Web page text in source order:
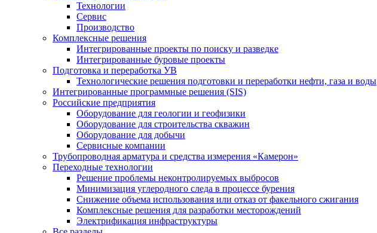
Технологии
Сервис
Производство
Комплексные решения
Интегрированные проекты по поиску и разведке
Интегрированные буровые проекты
Подготовка и переработка УВ
Технологические решения подготовки и переработки нефти, газа и воды
Интегрированные программные решения (SIS)
Российские предприятия
Оборудование для геологии и геофизики
Оборудование для строительства скважин
Оборудование для добычи
Сервисные компании
Трубопроводная арматура и средства измерения «Камерон»
Переходные технологии
Решение проблемы неконтролируемых выбросов
Минимизация углеродного следа в процессе бурения
Снижение объема использования или отказ от факельного сжигания
Комплексные решения для разработки месторождений
Электрификация инфраструктуры